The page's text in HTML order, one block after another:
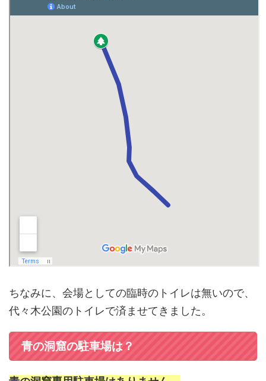
ちなみに、会場としての臨時のトイレは無いので、
代々木公園のトイレで済ませてきました。
青の洞窟の駐車場は？